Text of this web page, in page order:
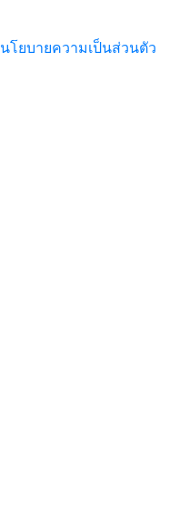
นโยบายความเป็นส่วนตัว